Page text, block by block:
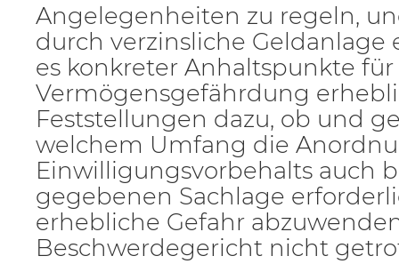
Angelegenheiten zu regeln,
durch verzinsliche Geldanlage
es konkreter Anhaltspunkte
Vermögensgefährdung
Feststellungen dazu, ob und
welchem Umfang die
Einwilligungsvorbehalts auch
gegebenen Sachlage
erhebliche Gefahr
Beschwerdegericht nicht